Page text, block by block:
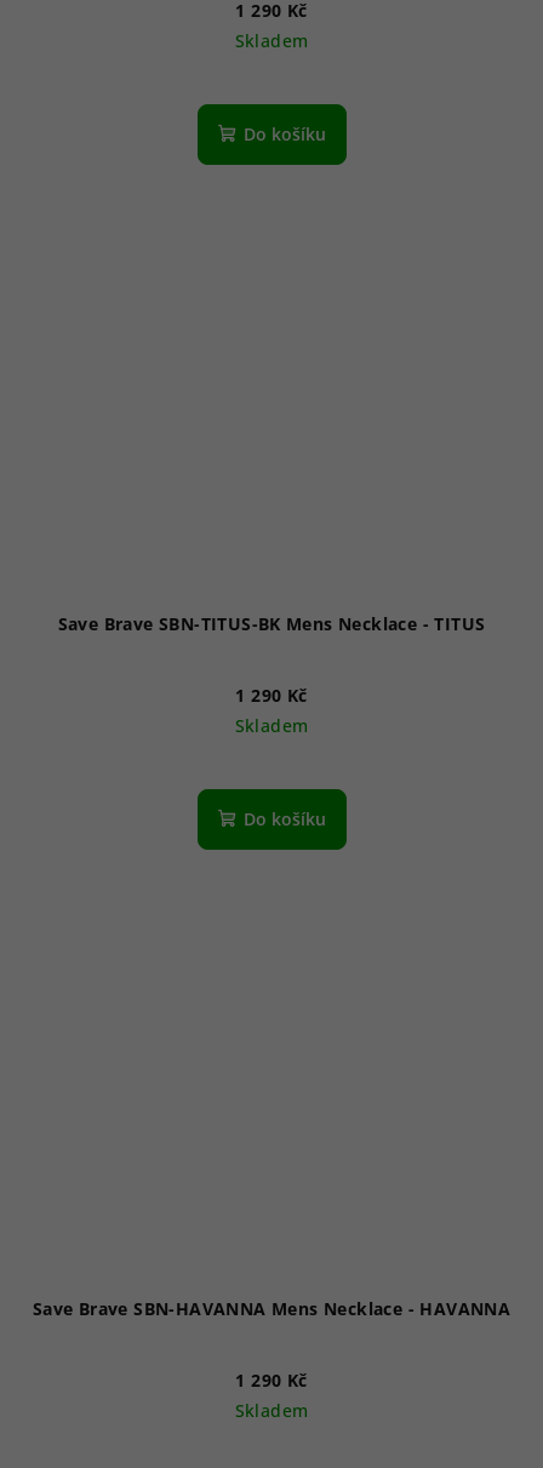
1 290 Kč
Skladem
Do košíku
Save Brave SBN-TITUS-BK Mens Necklace - TITUS
1 290 Kč
Skladem
Do košíku
Save Brave SBN-HAVANNA Mens Necklace - HAVANNA
1 290 Kč
Skladem